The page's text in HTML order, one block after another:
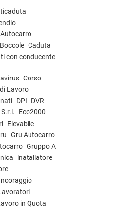
Autocarro
Boccole Caduta
con conducente
Corso
Lavoro
DPI
DVR
Eco2000
Elevabile
Gru Autocarro
Gruppo A
inatallatore
in Quota